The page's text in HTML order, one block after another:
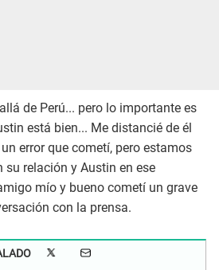
de Perú... pero lo importante es
está bien... Me distancié de él
error que cometí, pero estamos
su relación y Austin en ese
mío y bueno cometí un grave
con la prensa.